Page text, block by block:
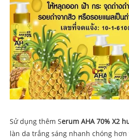
Sử dụng thêm Serum AHA 70% X2
làn da trắng sáng nhanh chóng